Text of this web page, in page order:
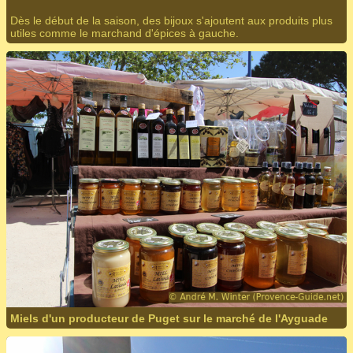
Dès le début de la saison, des bijoux s'ajoutent aux produits plus
utiles comme le marchand d'épices à gauche.
Miels d'un producteur de Puget sur le marché de l'Ayguade